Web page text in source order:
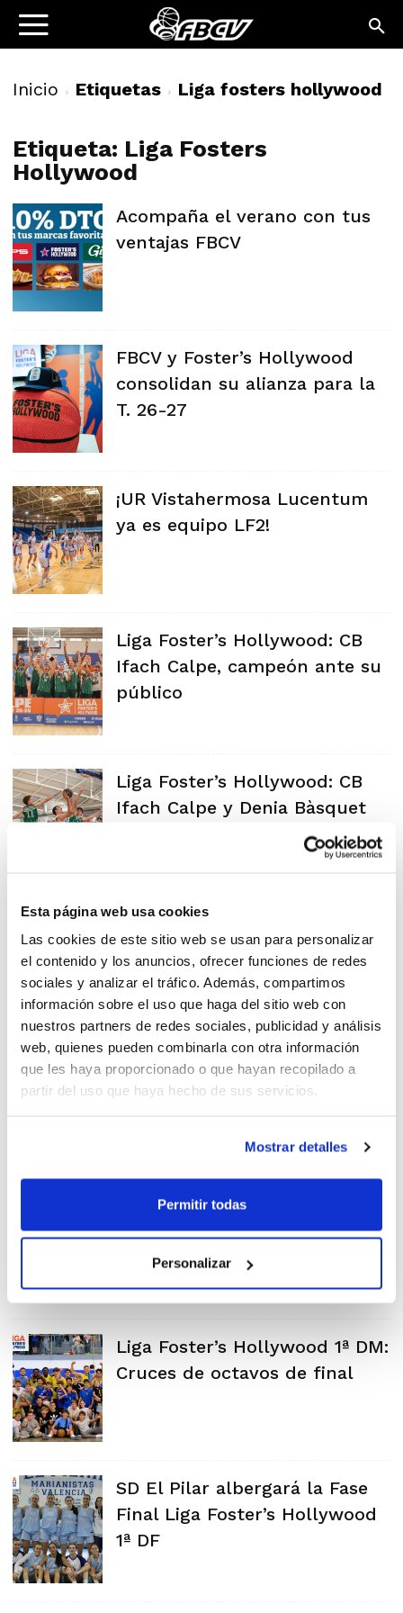
Esta página web usa cookies
Las cookies de este sitio web se usan para personalizar
el contenido y los anuncios, ofrecer funciones de redes
sociales y analizar el tráfico. Además, compartimos
información sobre el uso que haga del sitio web con
nuestros partners de redes sociales, publicidad y análisis
web, quienes pueden combinarla con otra información
que les haya proporcionado o que hayan recopilado a
partir del uso que haya hecho de sus servicios.
Mostrar detalles
Permitir todas
Personalizar
Inicio Etiquetas Liga fosters hollywood
Etiqueta: Liga Fosters
Hollywood
Acompaña el verano con tus
ventajas FBCV
FBCV y Foster’s Hollywood
consolidan su alianza para la
T. 26-27
¡UR Vistahermosa Lucentum
ya es equipo LF2!
Liga Foster’s Hollywood: CB
Ifach Calpe, campeón ante su
público
Liga Foster’s Hollywood: CB
Ifach Calpe y Denia Bàsquet
Fase Final Liga Foster’s
Hollywood 1ª División
Masculina
Liga Foster’s Hollywood: UR
Vistahermosa Lucentum se
Liga Foster’s Hollywood: 1ª DF
ya tiene aspirantes al título
Liga Foster’s Hollywood 1ª DM:
Cruces de octavos de final
SD El Pilar albergará la Fase
Final Liga Foster’s Hollywood
1ª DF